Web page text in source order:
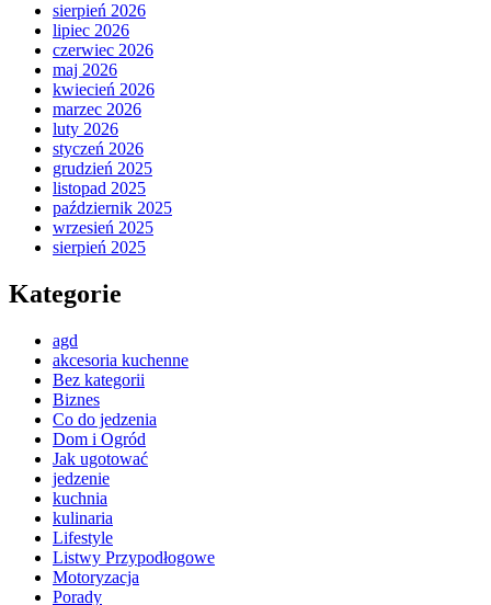
sierpień 2026
lipiec 2026
czerwiec 2026
maj 2026
kwiecień 2026
marzec 2026
luty 2026
styczeń 2026
grudzień 2025
listopad 2025
październik 2025
wrzesień 2025
sierpień 2025
Kategorie
agd
akcesoria kuchenne
Bez kategorii
Biznes
Co do jedzenia
Dom i Ogród
Jak ugotować
jedzenie
kuchnia
kulinaria
Lifestyle
Listwy Przypodłogowe
Motoryzacja
Porady